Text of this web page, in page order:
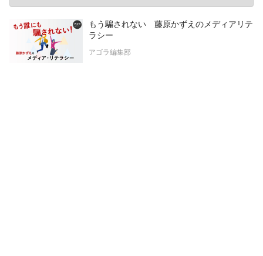
もう騙されない 藤原かずえのメディアリテ
ラシー
アゴラ編集部